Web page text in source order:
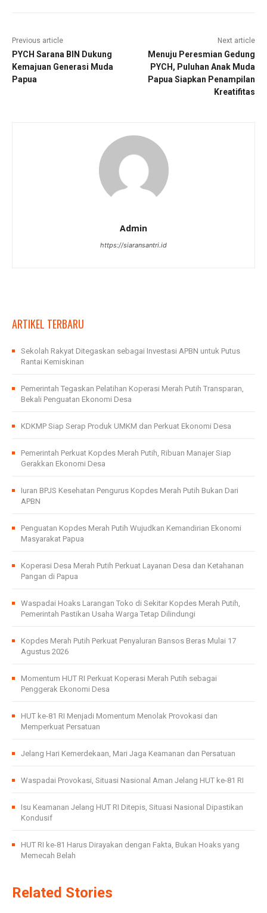
Previous article
PYCH Sarana BIN Dukung
Kemajuan Generasi Muda
Papua
Next article
Menuju Peresmian Gedung
PYCH, Puluhan Anak Muda
Papua Siapkan Penampilan
Kreatifitas
Admin
https://siaransantri.id
ARTIKEL TERBARU
Sekolah Rakyat Ditegaskan sebagai Investasi APBN untuk Putus
Rantai Kemiskinan
Pemerintah Tegaskan Pelatihan Koperasi Merah Putih Transparan,
Bekali Penguatan Ekonomi Desa
KDKMP Siap Serap Produk UMKM dan Perkuat Ekonomi Desa
Pemerintah Perkuat Kopdes Merah Putih, Ribuan Manajer Siap
Gerakkan Ekonomi Desa
Iuran BPJS Kesehatan Pengurus Kopdes Merah Putih Bukan Dari
APBN
Penguatan Kopdes Merah Putih Wujudkan Kemandirian Ekonomi
Masyarakat Papua
Koperasi Desa Merah Putih Perkuat Layanan Desa dan Ketahanan
Pangan di Papua
Waspadai Hoaks Larangan Toko di Sekitar Kopdes Merah Putih,
Pemerintah Pastikan Usaha Warga Tetap Dilindungi
Kopdes Merah Putih Perkuat Penyaluran Bansos Beras Mulai 17
Agustus 2026
Momentum HUT RI Perkuat Koperasi Merah Putih sebagai
Penggerak Ekonomi Desa
HUT ke-81 RI Menjadi Momentum Menolak Provokasi dan
Memperkuat Persatuan
Jelang Hari Kemerdekaan, Mari Jaga Keamanan dan Persatuan
Waspadai Provokasi, Situasi Nasional Aman Jelang HUT ke-81 RI
Isu Keamanan Jelang HUT RI Ditepis, Situasi Nasional Dipastikan
Kondusif
HUT RI ke-81 Harus Dirayakan dengan Fakta, Bukan Hoaks yang
Memecah Belah
Related Stories